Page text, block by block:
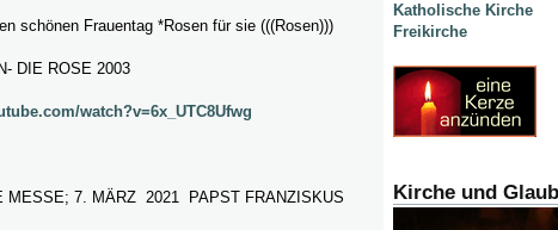
schönen Frauentag *Rosen für sie (((Rosen)))
DIE ROSE 2003
watch?v=6x_UTC8Ufwg
MESSE; 7. MÄRZ 2021 PAPST FRANZISKUS
Katholische Kirche
Freikirche
Kirche und